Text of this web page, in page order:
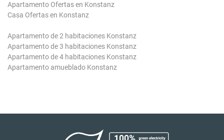
Apartamento Ofertas en Konstanz
Casa Ofertas en Konstanz
Apartamento de 2 habitaciones Konstanz
Apartamento de 3 habitaciones Konstanz
Apartamento de 4 habitaciones Konstanz
Apartamento amueblado Konstanz